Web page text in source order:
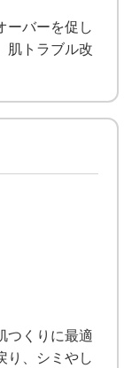
ーバーを促し
肌トラブル改
つくりに最適
り、シミやし